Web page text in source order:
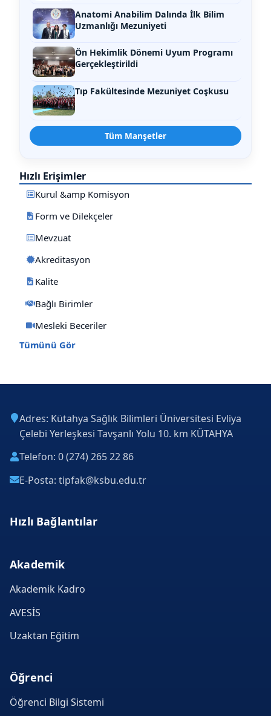
Anatomi Anabilim Dalında İlk Bilim
Uzmanlığı Mezuniyeti
Ön Hekimlik Dönemi Uyum Programı
Gerçekleştirildi
Tıp Fakültesinde Mezuniyet Coşkusu
Tüm Manşetler
Hızlı Erişimler
Kurul &amp Komisyon
Form ve Dilekçeler
Mevzuat
Akreditasyon
Kalite
Bağlı Birimler
Mesleki Beceriler
Tümünü Gör
Adres: Kütahya Sağlık Bilimleri Üniversitesi Evliya
Çelebi Yerleşkesi Tavşanlı Yolu 10. km KÜTAHYA
Telefon: 0 (274) 265 22 86
E-Posta: tipfak@ksbu.edu.tr
Hızlı Bağlantılar
Akademik
Akademik Kadro
AVESİS
Uzaktan Eğitim
Öğrenci
Öğrenci Bilgi Sistemi